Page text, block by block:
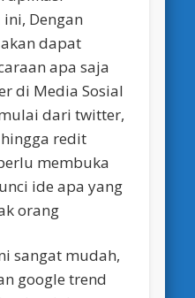
Dengan
dapat
apa saja
di Media Sosial
dari twitter,
redit
membuka
ide apa yang
orang
sangat mudah,
google trend